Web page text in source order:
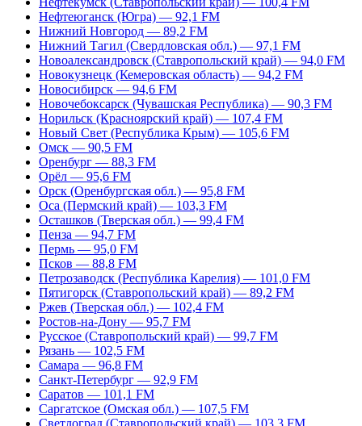
Нефтеюганск (Югра) — 92,1 FM
Нижний Новгород — 89,2 FM
Нижний Тагил (Свердловская обл.) — 97,1 FM
Новоалександровск (Ставропольский край) — 94,0 FM
Новокузнецк (Кемеровская область) — 94,2 FM
Новосибирск — 94,6 FM
Новочебоксарск (Чувашская Республика) — 90,3 FM
Норильск (Красноярский край) — 107,4 FM
Новый Свет (Республика Крым) — 105,6 FM
Омск — 90,5 FM
Оренбург — 88,3 FM
Орёл — 95,6 FM
Орск (Оренбургская обл.) — 95,8 FM
Оса (Пермский край) — 103,3 FM
Осташков (Тверская обл.) — 99,4 FM
Пенза — 94,7 FM
Пермь — 95,0 FM
Псков — 88,8 FM
Петрозаводск (Республика Карелия) — 101,0 FM
Пятигорск (Ставропольский край) — 89,2 FM
Ржев (Тверская обл.) — 102,4 FM
Ростов-на-Дону — 95,7 FM
Русское (Ставропольский край) — 99,7 FM
Рязань — 102,5 FM
Самара — 96,8 FM
Санкт-Петербург — 92,9 FM
Саратов — 101,1 FM
Саргатское (Омская обл.) — 107,5 FM
Светлоград (Ставропольский край) — 103,3 FM